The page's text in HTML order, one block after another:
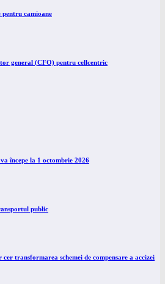
pentru camioane
general (CFO) pentru cellcentric
începe la 1 octombrie 2026
public
transformarea schemei de compensare a accizei